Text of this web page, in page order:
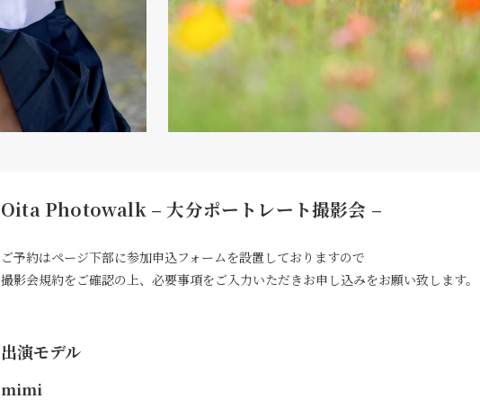
Oita Photowalk – 大分ポートレート撮影会 –
ご予約はページ下部に参加申込フォームを設置しておりますので
撮影会規約をご確認の上、必要事項をご入力いただきお申し込みをお願い致します。
出演モデル
mimi